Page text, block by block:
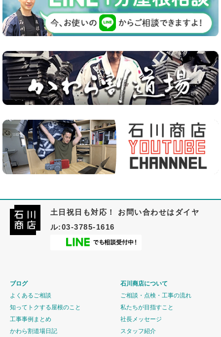
土日祝日も対応！ お問い合わせはダイヤ
ル:03-3785-1616
ブログ
よくあるご相談
知ってトクする屋根のこと
工事事例まとめ
かわら割道場日記
石川商店について
ご相談・点検・工事の流れ
私たちが目指すこと
社長メッセージ
スタッフ紹介